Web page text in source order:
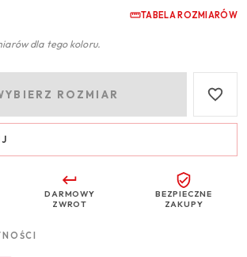
TABELA ROZMIARÓW
dla tego koloru.
ROZMIAR
DARMOWY
ZWROT
BEZPIECZNE
ZAKUPY